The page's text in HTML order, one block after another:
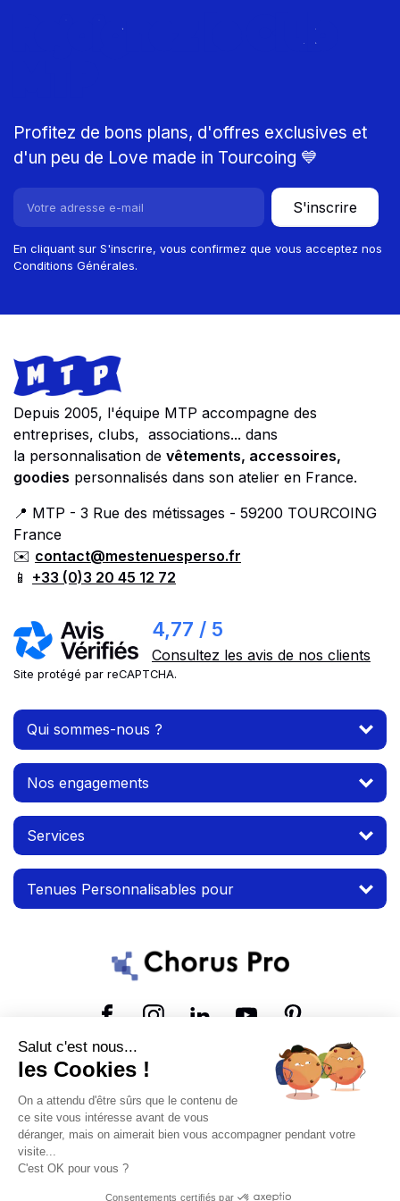
Rejoignez le Club
Profitez de bons plans, d'offres exclusives et
d'un peu de Love made in Tourcoing 💙
S'inscrire
En cliquant sur S'inscrire, vous confirmez que vous acceptez nos
Conditions Générales.
Footer
Store information
Depuis 2005, l'équipe MTP accompagne des
entreprises, clubs, associations... dans
la personnalisation de vêtements, accessoires,
goodies personnalisés dans son atelier en France.
📍 MTP - 3 Rue des métissages - 59200 TOURCOING
France
✉️ contact@mestenuesperso.fr
📱 +33 (0)3 20 45 12 72
4,77 / 5
Consultez les avis de nos clients
Site protégé par reCAPTCHA.
Qui sommes-nous ?
Nos engagements
Services
Tenues Personnalisables pour
© 2026 MTP. Tous droits réservés.
Conditions d'utilisation Mentions légales
Salut c'est nous...
les Cookies !
On a attendu d'être sûrs que le contenu de
ce site vous intéresse avant de vous
déranger, mais on aimerait bien vous accompagner pendant votre
visite...
C'est OK pour vous ?
Consentements certifiés par